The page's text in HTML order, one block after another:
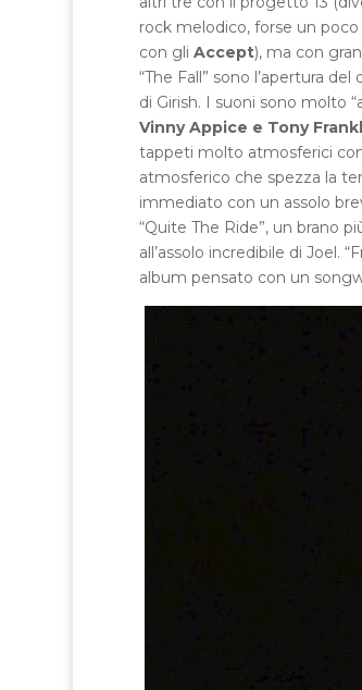
rock melodico, forse un
con gli Accept), ma con
“The Fall” sono l’apertura
di Girish. I suoni sono molto
Vinny Appice e Tony
tappeti molto atmosferici
atmosferico che spezza la
immediato con un assolo
“Quite The Ride”, un brano
all’assolo incredibile di Joel.
album pensato con un